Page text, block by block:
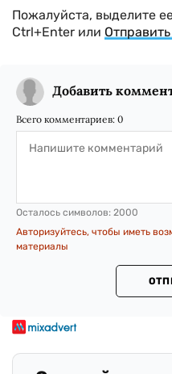
Пожалуйста, выделите
Ctrl+Enter или
Добавить
Всего комментариев: 0
Осталось символов: 2000
Авторизуйтесь, чтобы иметь
материалы